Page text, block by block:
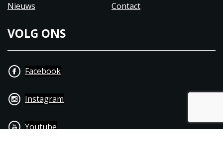
Nieuws
Contact
VOLG ONS
Facebook
Instagram
Youtube